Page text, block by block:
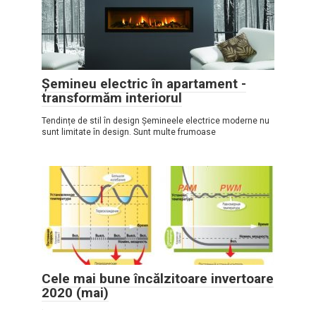
Șemineu electric în apartament -
transformăm interiorul
Tendințe de stil în design Șemineele electrice moderne nu
sunt limitate în design. Sunt multe frumoase
Cele mai bune încălzitoare invertoare
2020 (mai)